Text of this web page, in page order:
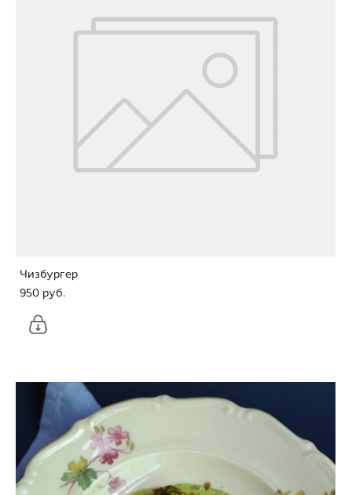
Чизбургер
950 pуб.